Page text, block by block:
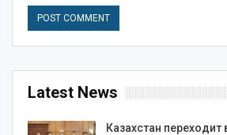
Latest News
Казахстан переходит